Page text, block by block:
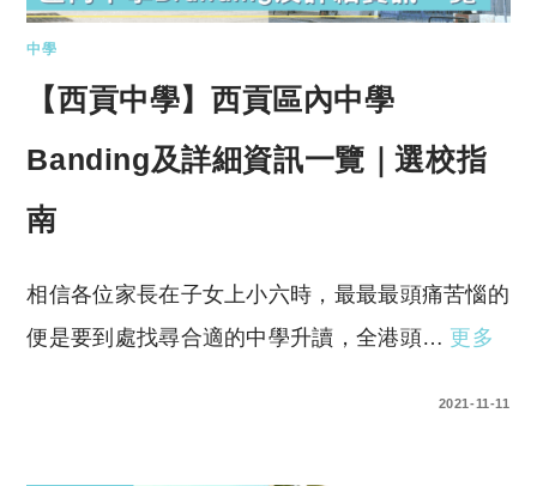
中學
【西貢中學】西貢區內中學
Banding及詳細資訊一覽｜選校指
南
相信各位家長在子女上小六時，最最最頭痛苦惱的
便是要到處找尋合適的中學升讀，全港頭… 更多
2021-11-11